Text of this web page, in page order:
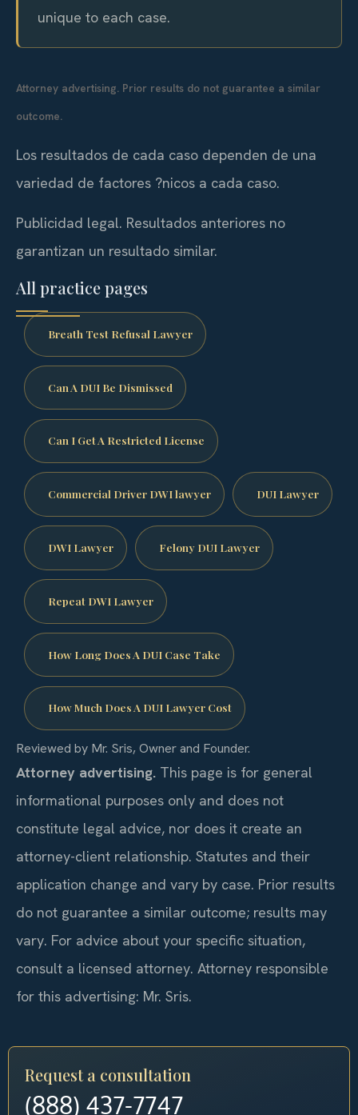
unique to each case.
Attorney advertising. Prior results do not guarantee a similar
outcome.
Los resultados de cada caso dependen de una
variedad de factores ?nicos a cada caso.
Publicidad legal. Resultados anteriores no
garantizan un resultado similar.
All practice pages
Breath Test Refusal Lawyer
Can A DUI Be Dismissed
Can I Get A Restricted License
Commercial Driver DWI lawyer DUI Lawyer
DWI Lawyer Felony DUI Lawyer
Repeat DWI Lawyer
How Long Does A DUI Case Take
How Much Does A DUI Lawyer Cost
Reviewed by Mr. Sris, Owner and Founder.
Attorney advertising. This page is for general
informational purposes only and does not
constitute legal advice, nor does it create an
attorney-client relationship. Statutes and their
application change and vary by case. Prior results
do not guarantee a similar outcome; results may
vary. For advice about your specific situation,
consult a licensed attorney. Attorney responsible
for this advertising: Mr. Sris.
Request a consultation
(888) 437-7747